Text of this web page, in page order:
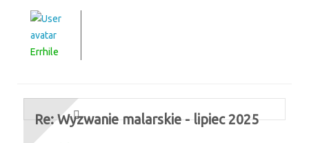
Errhile
Re: Wyzwanie malarskie - lipiec 2025